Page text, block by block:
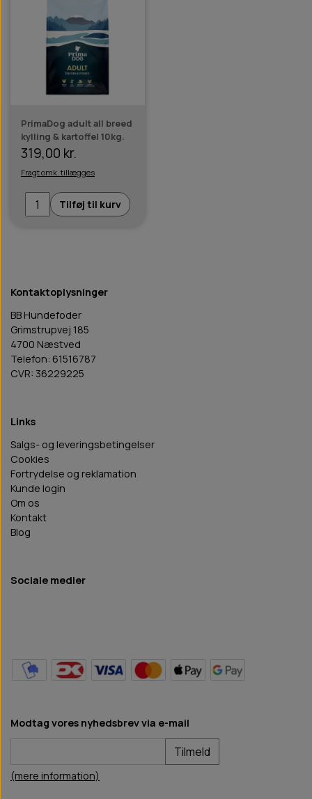
PrimaDog adult all breed
kylling & kartoffel 10kg.
319,00 kr.
Fragt omk. tillægges
Tilføj til kurv
Kontaktoplysninger
BB Hundefoder
Grimstrupvej 185
4700 Næstved
Telefon: 61516787
CVR: 36229225
Links
Salgs- og leveringsbetingelser
Cookies
Fortrydelse og reklamation
Kunde login
Om os
Kontakt
Blog
Sociale medier
Modtag vores nyhedsbrev via e-mail
Tilmeld
(mere information)